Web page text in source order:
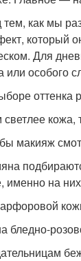
как мы
который
Для
или особого
оттенка
кожа,
макияж
именно на
бледно-